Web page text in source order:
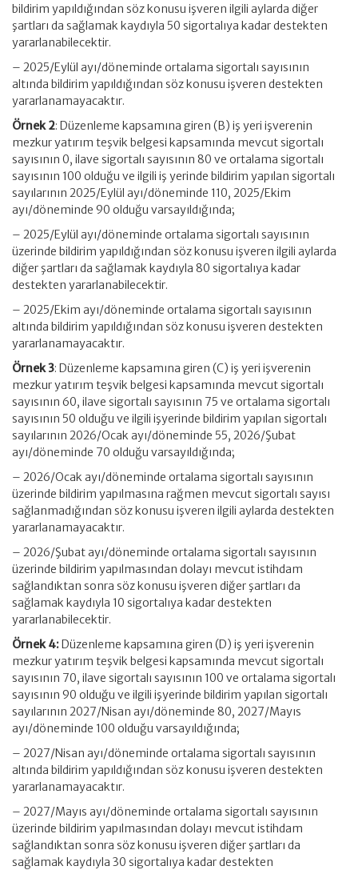
bildirim yapıldığından söz konusu işveren ilgili aylarda diğer
şartları da sağlamak kaydıyla 50 sigortalıya kadar destekten
yararlanabilecektir.
– 2025/Eylül ayı/döneminde ortalama sigortalı sayısının
altında bildirim yapıldığından söz konusu işveren destekten
yararlanamayacaktır.
Örnek 2: Düzenleme kapsamına giren (B) iş yeri işverenin
mezkur yatırım teşvik belgesi kapsamında mevcut sigortalı
sayısının 0, ilave sigortalı sayısının 80 ve ortalama sigortalı
sayısının 100 olduğu ve ilgili iş yerinde bildirim yapılan sigortalı
sayılarının 2025/Eylül ayı/döneminde 110, 2025/Ekim
ayı/döneminde 90 olduğu varsayıldığında;
– 2025/Eylül ayı/döneminde ortalama sigortalı sayısının
üzerinde bildirim yapıldığından söz konusu işveren ilgili aylarda
diğer şartları da sağlamak kaydıyla 80 sigortalıya kadar
destekten yararlanabilecektir.
– 2025/Ekim ayı/döneminde ortalama sigortalı sayısının
altında bildirim yapıldığından söz konusu işveren destekten
yararlanamayacaktır.
Örnek 3: Düzenleme kapsamına giren (C) iş yeri işverenin
mezkur yatırım teşvik belgesi kapsamında mevcut sigortalı
sayısının 60, ilave sigortalı sayısının 75 ve ortalama sigortalı
sayısının 50 olduğu ve ilgili işyerinde bildirim yapılan sigortalı
sayılarının 2026/Ocak ayı/döneminde 55, 2026/Şubat
ayı/döneminde 70 olduğu varsayıldığında;
– 2026/Ocak ayı/döneminde ortalama sigortalı sayısının
üzerinde bildirim yapılmasına rağmen mevcut sigortalı sayısı
sağlanmadığından söz konusu işveren ilgili aylarda destekten
yararlanamayacaktır.
– 2026/Şubat ayı/döneminde ortalama sigortalı sayısının
üzerinde bildirim yapılmasından dolayı mevcut istihdam
sağlandıktan sonra söz konusu işveren diğer şartları da
sağlamak kaydıyla 10 sigortalıya kadar destekten
yararlanabilecektir.
Örnek 4:Düzenleme kapsamına giren (D) iş yeri işverenin
mezkur yatırım teşvik belgesi kapsamında mevcut sigortalı
sayısının 70, ilave sigortalı sayısının 100 ve ortalama sigortalı
sayısının 90 olduğu ve ilgili işyerinde bildirim yapılan sigortalı
sayılarının 2027/Nisan ayı/döneminde 80, 2027/Mayıs
ayı/döneminde 100 olduğu varsayıldığında;
– 2027/Nisan ayı/döneminde ortalama sigortalı sayısının
altında bildirim yapıldığından söz konusu işveren destekten
yararlanamayacaktır.
– 2027/Mayıs ayı/döneminde ortalama sigortalı sayısının
üzerinde bildirim yapılmasından dolayı mevcut istihdam
sağlandıktan sonra söz konusu işveren diğer şartları da
sağlamak kaydıyla 30 sigortalıya kadar destekten